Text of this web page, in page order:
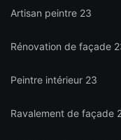
Artisan peintre 23
Rénovation de façade
Peintre intérieur 23
Ravalement de façade